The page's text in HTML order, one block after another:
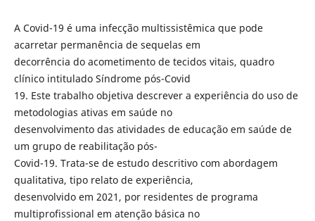
A Covid-19 é uma infecção multissistêmica que pode
acarretar permanência de sequelas em
decorrência do acometimento de tecidos vitais, quadro
clínico intitulado Síndrome pós-Covid
19. Este trabalho objetiva descrever a experiência do uso de
metodologias ativas em saúde no
desenvolvimento das atividades de educação em saúde de
um grupo de reabilitação pós-
Covid-19. Trata-se de estudo descritivo com abordagem
qualitativa, tipo relato de experiência,
desenvolvido em 2021, por residentes de programa
multiprofissional em atenção básica no